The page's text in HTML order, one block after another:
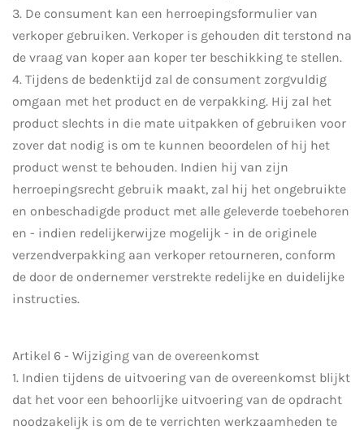
3. De consument kan een herroepingsformulier van
verkoper gebruiken. Verkoper is gehouden dit terstond na
de vraag van koper aan koper ter beschikking te stellen.
4. Tijdens de bedenktijd zal de consument zorgvuldig
omgaan met het product en de verpakking. Hij zal het
product slechts in die mate uitpakken of gebruiken voor
zover dat nodig is om te kunnen beoordelen of hij het
product wenst te behouden. Indien hij van zijn
herroepingsrecht gebruik maakt, zal hij het ongebruikte
en onbeschadigde product met alle geleverde toebehoren
en - indien redelijkerwijze mogelijk - in de originele
verzendverpakking aan verkoper retourneren, conform
de door de ondernemer verstrekte redelijke en duidelijke
instructies.
Artikel 6 - Wijziging van de overeenkomst
1. Indien tijdens de uitvoering van de overeenkomst blijkt
dat het voor een behoorlijke uitvoering van de opdracht
noodzakelijk is om de te verrichten werkzaamheden te